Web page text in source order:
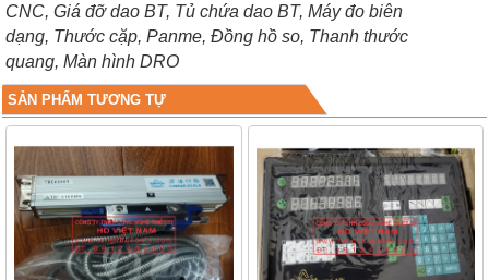
CNC, Giá đỡ dao BT, Tủ chứa dao BT, Máy đo biên
dạng, Thước cặp, Panme, Đồng hồ so, Thanh thước
quang, Màn hình DRO
SẢN PHẨM TƯƠNG TỰ